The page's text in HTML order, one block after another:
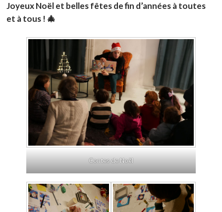
Joyeux Noël et belles fêtes de fin d’années à toutes
et à tous ! 🎄
Contes de Noël